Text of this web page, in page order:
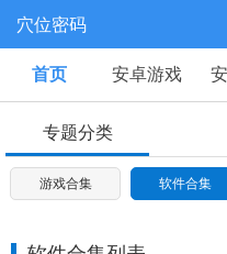
穴位密码
首页 安卓游戏
专题分类
游戏合集 软件合集